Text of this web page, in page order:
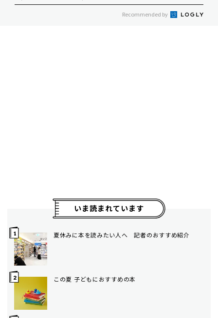
Recommended by
いま読まれています
夏休みに本を読みたい人へ 記者のおすすめ紹介
この夏 子どもにおすすめの本